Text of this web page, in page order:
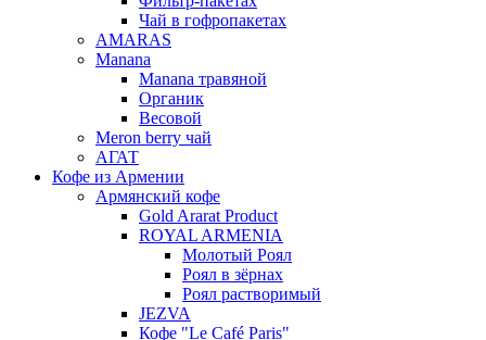
Чай в гофропакетах
AMARAS
Manana
Manana травяной
Органик
Весовой
Meron berry чай
АГАТ
Кофе из Армении
Армянский кофе
Gold Ararat Product
ROYAL ARMENIA
Молотый Роял
Роял в зёрнах
Роял растворимый
JEZVA
Кофе "Le Café Paris"